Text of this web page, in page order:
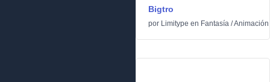
Bigtro
por Limitype en Fantasía /Animación